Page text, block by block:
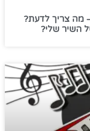
מה צריך לדעת?
השיר שלי?